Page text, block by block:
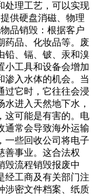
处理工艺，可以实现
供硬盘消磁、物理
品销毁：根据客户
药品、化妆品等。废
铅、镉、铍、汞和溴
小工具和设备会增加
渗入水体的机会。当
过它时，它往往会浸
进入天然地下水，
这可能是有害的。电
通常会导致海外运输
一些回收公司将电子
善事业。这合法权
毁流程销毁报废中
经工商及有关部门注
涉密文件档案、纸质